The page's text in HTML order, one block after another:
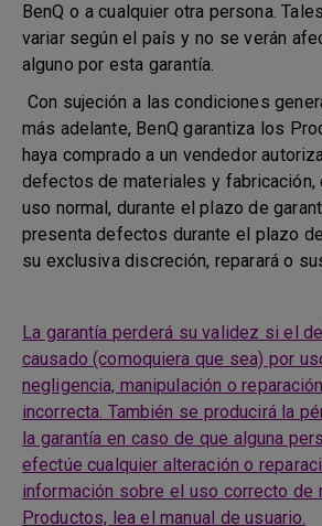
BenQ o a cualquier otra persona.
variar según el país y no se verán
alguno por esta garantía.
Con sujeción a las condiciones
más adelante, BenQ garantiza los
haya comprado a un vendedor
defectos de materiales y fabricación,
uso normal, durante el plazo de
presenta defectos durante el plazo
su exclusiva discreción, reparará o
La garantía perderá su validez si el
causado (comoquiera que sea) por
negligencia, manipulación o
incorrecta. También se producirá la
la garantía en caso de que alguna
efectúe cualquier alteración o
información sobre el uso correcto de
Productos, lea el manual de usuario.